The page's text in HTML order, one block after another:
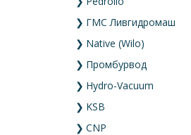
❯ ГМС Ливгидромаш
❯ Native (Wilo)
❯ Промбурвод
❯ Hydro-Vacuum
❯ KSB
❯ CNP